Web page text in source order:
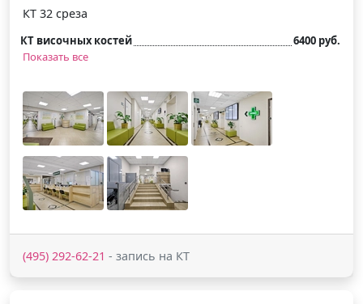
КТ 32 среза
КТ височных костей
6400 руб.
Показать все
(495) 292-62-21 - запись на КТ